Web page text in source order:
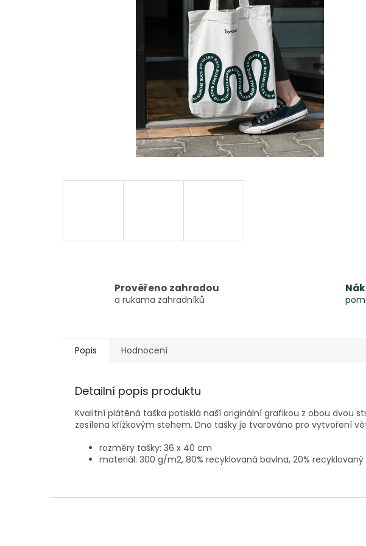
Prověřeno zahradou
a rukama zahradníků
Popis Hodnocení
Detailní popis produktu
Kvalitní plátěná taška potisklá naší originální grafikou z obou dvou
zesílena křížkovým stehem. Dno tašky je tvarováno pro vytvoření
rozměry tašky: 36 x 40 cm
materiál: 300 g/m2, 80% recyklovaná bavlna, 20%